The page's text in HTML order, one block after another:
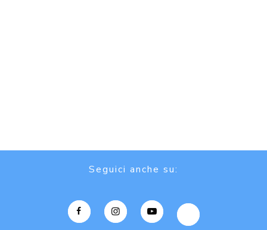
Seguici anche su: